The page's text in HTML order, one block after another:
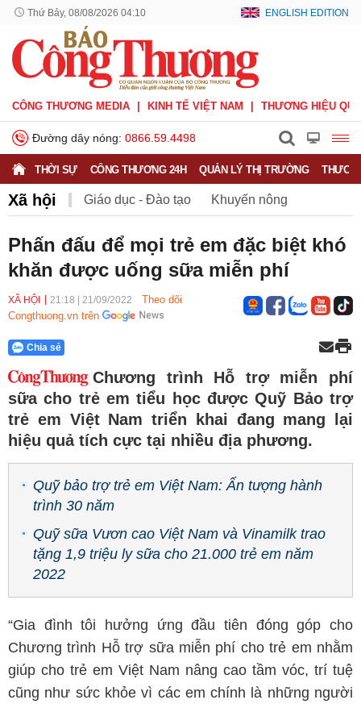
Thứ Bảy, 08/08/2026 04:10 ENGLISH EDITION
CÔNG THƯƠNG MEDIA KINH TẾ VIỆT NAM THƯƠNG HIỆU
Đường dây nóng: 0866.59.4498
THỜI SỰ CÔNG THƯƠNG 24H QUẢN LÝ THỊ TRƯỜNG
Xã hội Giáo dục - Đào tạo Khuyến nông
Nông nghiệp - nông thôn
Phát triển bền vững Sức khỏe Việc làm
Phấn đấu để mọi trẻ em đặc biệt khó
khăn được uống sữa miễn phí
XÃ HỘI 21:18 21/09/2022
Theo dõi
Congthuong.vn trên
Chia sẻ
Chương trình Hỗ trợ miễn phí
sữa cho trẻ em tiểu học được Quỹ Bảo trợ
trẻ em Việt Nam triển khai đang mang lại
hiệu quả tích cực tại nhiều địa phương.
Quỹ bảo trợ trẻ em Việt Nam: Ấn tượng hành
trình 30 năm
Quỹ sữa Vươn cao Việt Nam và Vinamilk trao
tặng 1,9 triệu ly sữa cho 21.000 trẻ em năm
2022
“Gia đình tôi hưởng ứng đầu tiên đóng góp cho
Chương trình Hỗ trợ sữa miễn phí cho trẻ em nhằm
giúp cho trẻ em Việt Nam nâng cao tầm vóc, trí tuệ
cũng như sức khỏe vì các em chính là những người